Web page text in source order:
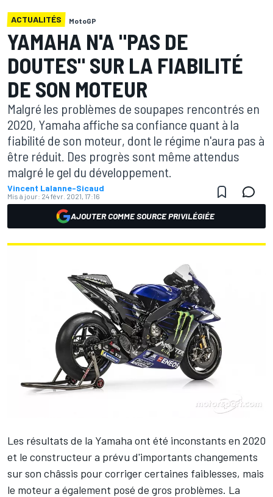
ACTUALITÉS MotoGP
YAMAHA N'A "PAS DE
DOUTES" SUR LA FIABILITÉ
DE SON MOTEUR
Malgré les problèmes de soupapes rencontrés en
2020, Yamaha affiche sa confiance quant à la
fiabilité de son moteur, dont le régime n'aura pas à
être réduit. Des progrès sont même attendus
malgré le gel du développement.
Vincent Lalanne-Sicaud
Mis à jour: 24 févr. 2021, 17:16
AJOUTER COMME SOURCE PRIVILÉGIÉE
Les résultats de la Yamaha ont été inconstants en 2020
et le constructeur a prévu d'importants changements
sur son châssis pour corriger certaines faiblesses, mais
le moteur a également posé de gros problèmes. La